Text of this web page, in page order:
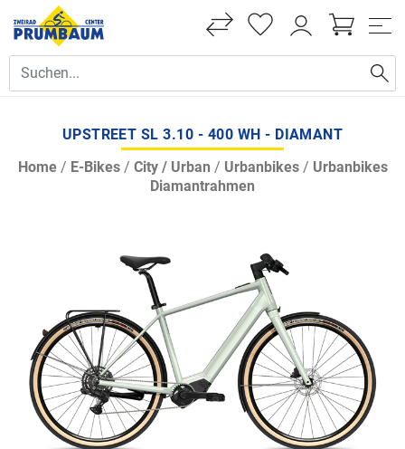
UPSTREET SL 3.10 - 400 WH - DIAMANT
Home/ E-Bikes/ City / Urban / Urbanbikes/ Urbanbikes
Diamantrahmen